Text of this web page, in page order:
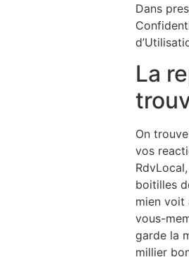
Dans
La
On
vos
boitilles
mien voit
vous-
garde la
millier